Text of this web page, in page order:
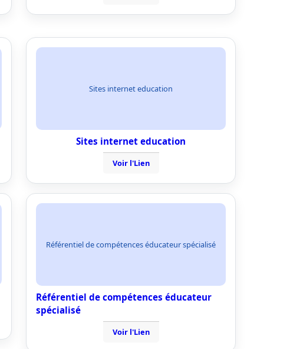
Sites internet education
Sites internet education
Voir l'Lien
Référentiel de compétences éducateur spécialisé
Référentiel de compétences éducateur
spécialisé
Voir l'Lien